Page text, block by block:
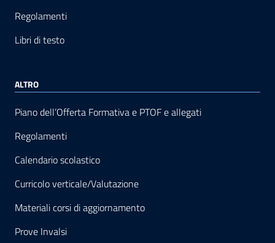
Regolamenti
Libri di testo
ALTRO
Piano dell’Offerta Formativa e PTOF e allegati
Regolamenti
Calendario scolastico
Curricolo verticale/Valutazione
Materiali corsi di aggiornamento
Prove Invalsi